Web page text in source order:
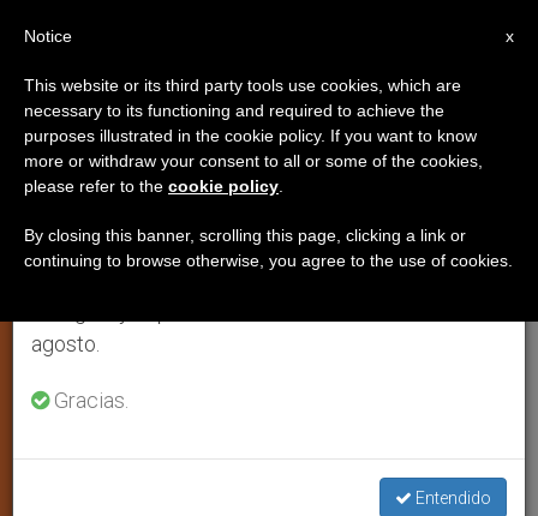
IGLESIA LOCAL
Asamblea De La CEM. Foto: Twitter CEM @Iglesiamexico
×
Aviso importante
Del 27 de julio al 7 de agosto haremos la pausa
anual, aprovechando que en el periodo de verano
se generan menos informaciones y también el
agosto.
Gracias.
Entendido
x
Notice
This website or its third party tools use cookies, which are
necessary to its functioning and required to achieve the
purposes illustrated in the cookie policy. If you want to know
more or withdraw your consent to all or some of the cookies,
please refer to the cookie policy
By closing this banner, scrolling this page, clicking a link or
continuing to browse otherwise, you agree to the use of cookies.